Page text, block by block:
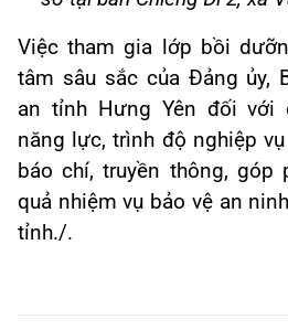
Việc tham gia lớp bồi
tâm sâu sắc của Đảng ủy,
an tỉnh Hưng Yên đối với
năng lực, trình độ nghiệp
báo chí, truyền thông, góp
quả nhiệm vụ bảo vệ an
tỉnh./.